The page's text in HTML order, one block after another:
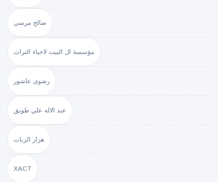
صالح مرسي
مؤسسة ال البيت لاحياء التراث
رضوى عاشور
عبد الاله علي طويق
هزار الزيات
XACT